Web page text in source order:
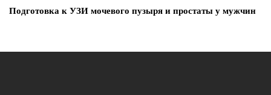
Подготовка к УЗИ мочевого пузыря и простаты у мужчин